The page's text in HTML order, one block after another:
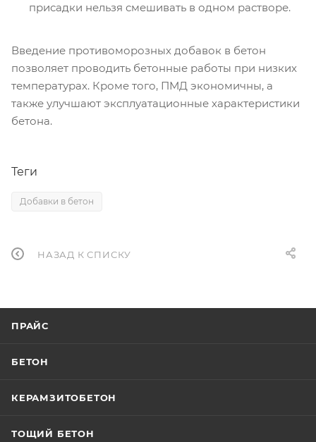
присадки нельзя смешивать в одном растворе.
Введение противоморозных добавок в бетон
позволяет проводить бетонные работы при низких
температурах. Кроме того, ПМД экономичны, а
также улучшают эксплуатационные характеристики
бетона.
Теги
Добавки в бетон
НАЗАД К СПИСКУ
ПРАЙС
БЕТОН
КЕРАМЗИТОБЕТОН
ТОЩИЙ БЕТОН